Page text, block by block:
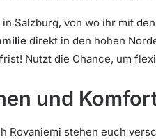
Salzburg, von wo ihr mit den
direkt in den hohen
Nutzt die Chance, um
und
Rovaniemi stehen euch